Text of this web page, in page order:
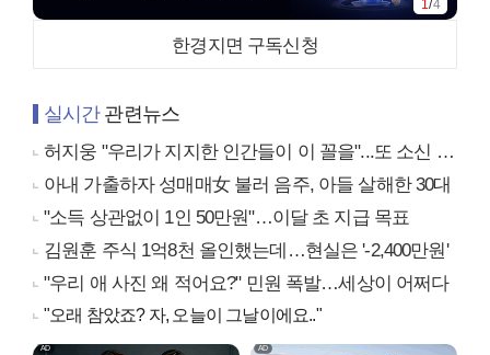
1/4
한경지면 구독신청
실시간관련뉴스
허지웅 "우리가 지지한 인간들이 이 꼴을"...또 소신 발언
아내 가출하자 성매매女 불러 음주, 아들 살해한 30대
"소득 상관없이 1인 50만원"…이달 초 지급 목표
김원훈 주식 1억8천 올인했는데…현실은 '-2,400만원'
"우리 애 사진 왜 적어요?" 민원 폭발…세상이 어쩌다
"오래 참았죠? 자, 오늘이 그날이에요.."